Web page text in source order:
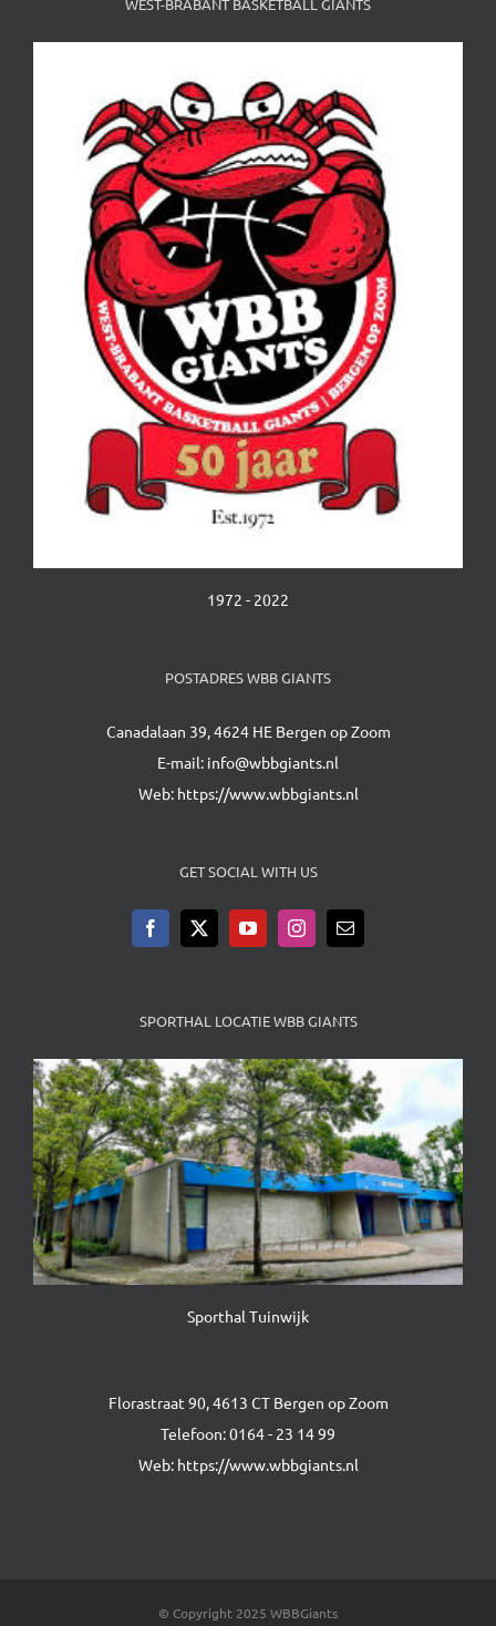
1972 - 2022
POSTADRES WBB GIANTS
Canadalaan 39, 4624 HE Bergen op Zoom
E-mail: info@wbbgiants.nl
Web: https://www.wbbgiants.nl
GET SOCIAL WITH US
SPORTHAL LOCATIE WBB GIANTS
Sporthal Tuinwijk
Florastraat 90, 4613 CT Bergen op Zoom
Telefoon:0164 - 23 14 99
Web: https://www.wbbgiants.nl
© Copyright 2025 WBBGiants